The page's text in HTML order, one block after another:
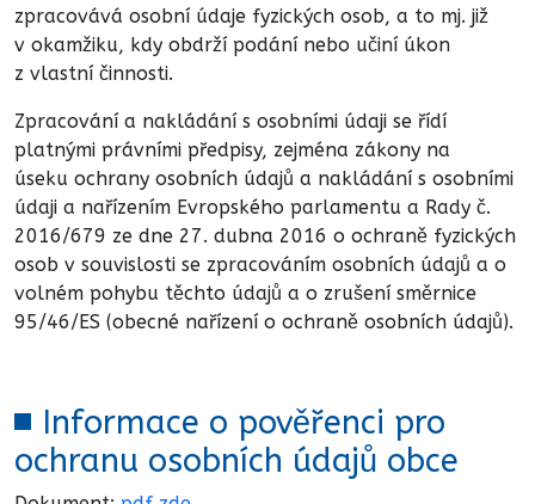
zpracovává osobní údaje fyzických osob, a to mj. již
v okamžiku, kdy obdrží podání nebo učiní úkon
z vlastní činnosti.
Zpracování a nakládání s osobními údaji se řídí
platnými právními předpisy, zejména zákony na
úseku ochrany osobních údajů a nakládání s osobními
údaji a nařízením Evropského parlamentu a Rady č.
2016/679 ze dne 27. dubna 2016 o ochraně fyzických
osob v souvislosti se zpracováním osobních údajů a o
volném pohybu těchto údajů a o zrušení směrnice
95/46/ES (obecné nařízení o ochraně osobních údajů).
Informace o pověřenci pro
ochranu osobních údajů obce